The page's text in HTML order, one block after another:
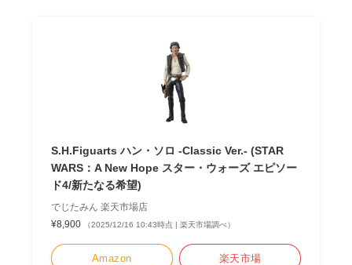
S.H.Figuarts ハン・ソロ -Classic Ver.- (STAR
WARS：A New Hope スター・ウォーズ エピソー
ド4/新たなる希望)
でじたみん 楽天市場店
¥8,900
（2025/12/16 10:43時点 | 楽天市場調べ）
Amazon 楽天市場